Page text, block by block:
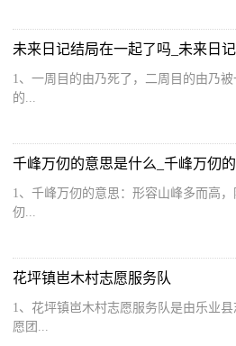
未来日记结局在一起了吗_未来日
1、一周目的由乃死了，二周目的由乃
的...
千峰万仞的意思是什么_千峰万仞
1、千峰万仞的意思：形容山峰多而高
仞...
花坪镇岜木村志愿服务队
1、花坪镇岜木村志愿服务队是由乐业
愿团...